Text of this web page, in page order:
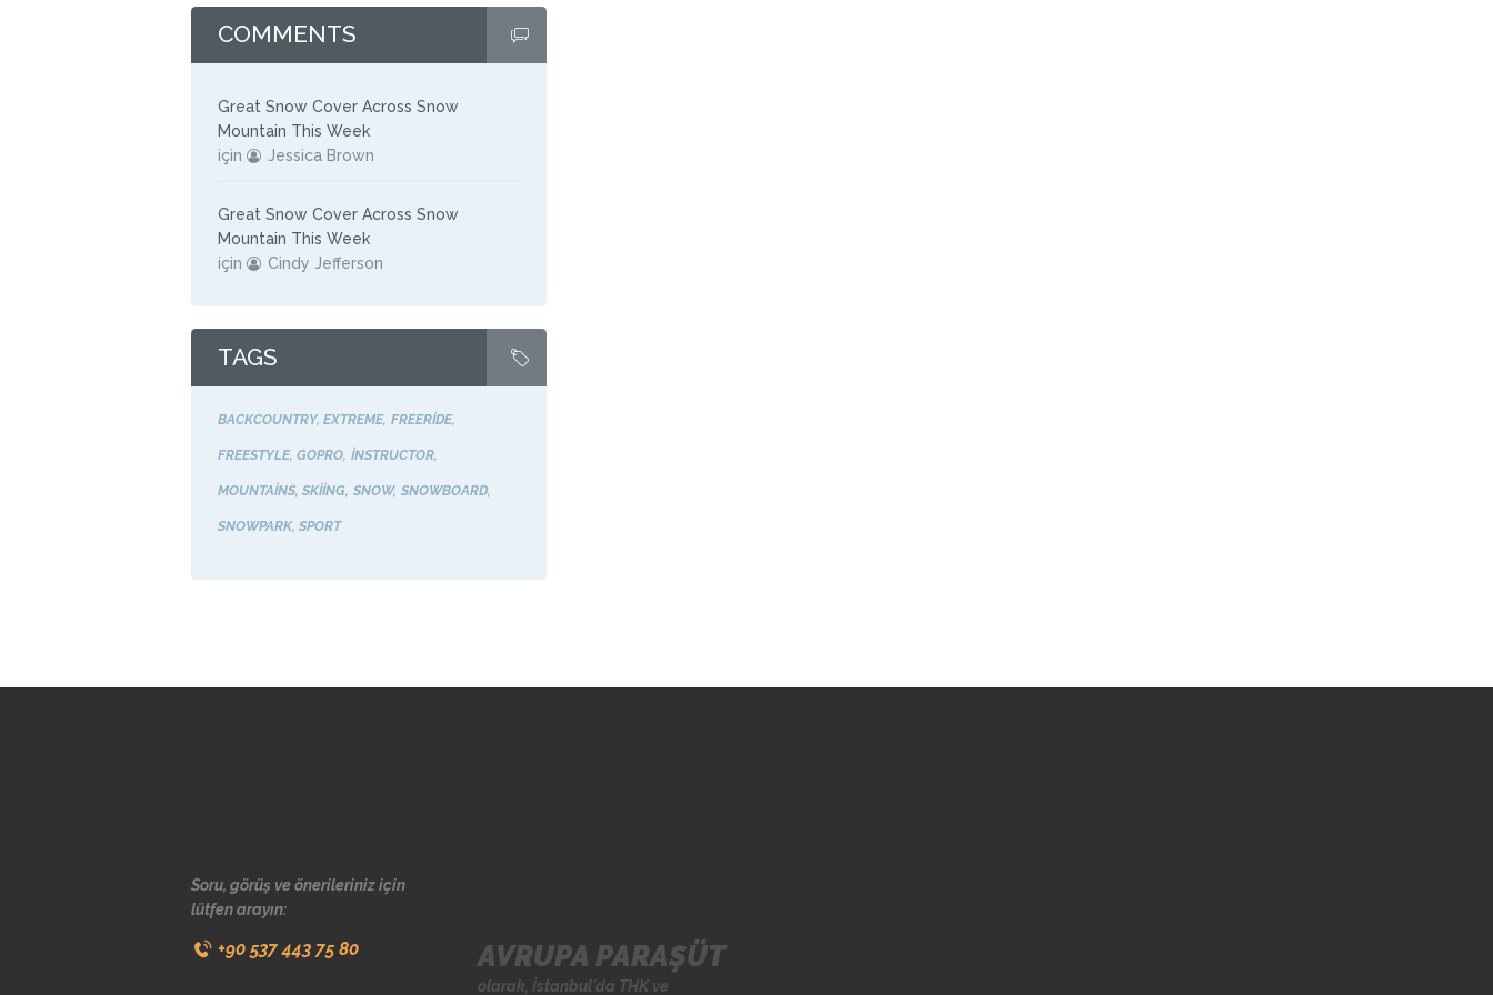
COMMENTS
Great Snow Cover Across Snow
Mountain This Week
için
Jessica Brown
Great Snow Cover Across Snow
Mountain This Week
için
Cindy Jefferson
TAGS
BACKCOUNTRY EXTREME FREERIDE
FREESTYLE GOPRO INSTRUCTOR
MOUNTAINS SKIING SNOW SNOWBOARD
SNOWPARK SPORT
Soru, görüş ve önerileriniz için
lütfen arayın:
+90 537 443 75 80 AVRUPA PARAŞÜT
olarak, İstanbul'da THKve